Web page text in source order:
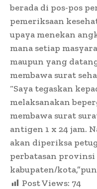
berada di pos-pos
pemeriksaan
upaya menekan
mana setiap
maupun yang
membawa surat
“Saya tegaskan
melaksanakan
membawa surat
antigen 1 x 24 jam.
akan diperiksa
perbatasan
kabupaten/
Post Views: 74